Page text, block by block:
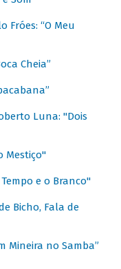
Fróes: “O Meu
Cheia”
Luna: "Dois
Mestiço"
e o Branco"
Bicho, Fala de
Mineira no Samba”